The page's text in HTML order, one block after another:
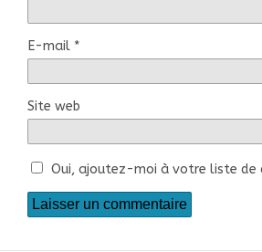
E-mail *
Site web
Oui, ajoutez-moi à votre liste de